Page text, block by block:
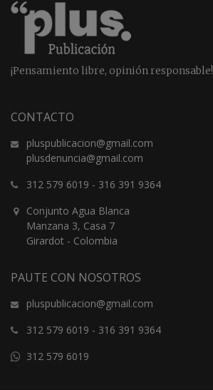
¡Pensamiento libre, opinión responsable!
CONTACTO
pluspublicacion@gmail.com
plusdenuncia@gmail.com
312 579 6019 - 316 391 9364
Conjunto Agua Blanca
Manzana 3, Casa 7
Girardot - Colombia
PAUTE CON NOSOTROS
pluspublicacion@gmail.com
312 579 6019 - 316 391 9364
312 579 6019